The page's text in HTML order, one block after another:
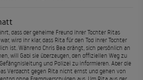
dass der geheime Freund ihrer Tochter Ritas
wird ihr klar, dass Rita für den Tod ihrer Tochter
ist. Während Chris Bea drängt, sich persönlich an
will Gabi sie überzeugen, den offiziellen Weg zu
und Polizei zu informieren. Aber die
Verdacht gegen Rita nicht ernst und gehen von